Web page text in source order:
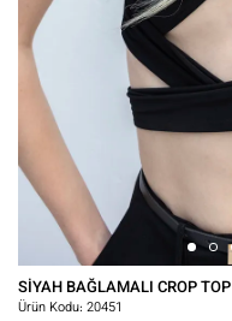
SIYAH BAĞLAMALI CROP TOP
Ürün Kodu: 20451